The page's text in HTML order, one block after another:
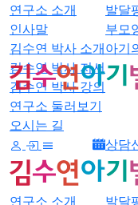
연구소 소개
인사말
김수연 박사 소개
김수연 박사 저서
김수연 박사 강의
연구소 둘러보기
오시는 길
발달
부모
아기
상담
연구소 소개
발달